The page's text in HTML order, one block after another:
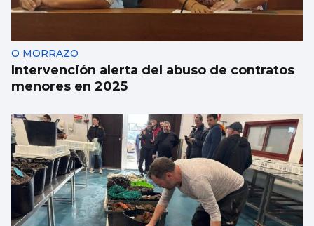
O MORRAZO
Intervención alerta del abuso de contratos
menores en 2025